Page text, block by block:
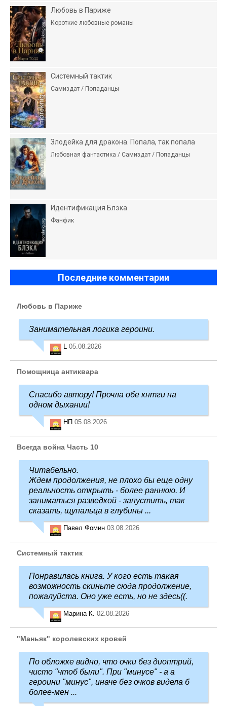
Любовь в Париже
Короткие любовные романы
Системный тактик
Самиздат / Попаданцы
Злодейка для дракона. Попала, так попала
Любовная фантастика / Самиздат / Попаданцы
Идентификация Блэка
Фанфик
Последние комментарии
Любовь в Париже
Занимательная логика героини.
L 05.08.2026
Помощница антиквара
Спасибо автору! Прочла обе кнтги на
одном дыхании!
НП 05.08.2026
Всегда война Часть 10
Читабельно.
Ждем продолжения, не плохо бы еще одну
реальность открыть - более раннюю. И
заниматься разведкой - запустить, так
сказать, щупальца в глубины ...
Павел Фомин 03.08.2026
Системный тактик
Понравилась книга. У кого есть такая
возможность скиньте сюда продолжение,
пожалуйста. Оно уже есть, но не здесь((.
Марина К. 02.08.2026
"Маньяк" королевских кровей
По обложке видно, что очки без диоптрий,
чисто "чтоб были". При "минусе" - а а
героини "минус", иначе без очков видела б
более-мен ...